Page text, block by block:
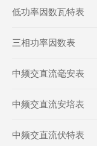
低功率因数瓦特表
三相功率因数表
中频交直流毫安表
中频交直流安培表
中频交直流伏特表